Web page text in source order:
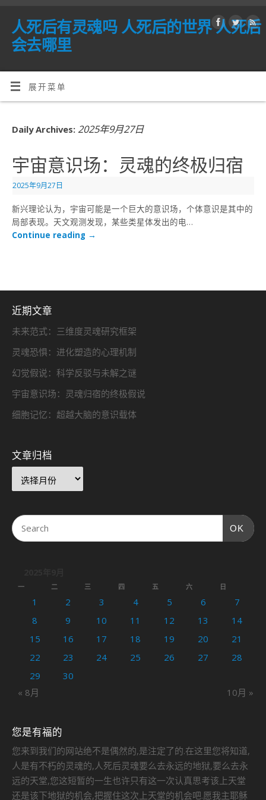
人死后有灵魂吗 人死后的世界 人死后
会去哪里
展开菜单
Daily Archives: 2025年9月27日
宇宙意识场：灵魂的终极归宿
2025年9月27日
新兴理论认为，宇宙可能是一个巨大的意识场，个体意识是其中的
局部表现。天文观测发现，某些类星体发出的电…
Continue reading →
近期文章
未来范式：三维度灵魂研究框架
灵魂恐惧：进化塑造的心理机制
幻觉假说：科学反驳与未解之谜
宇宙意识场：灵魂归宿的终极假说
细胞记忆：超越大脑的意识载体
文章归档
OK
一 二 三 四 五 六 日
« 8月 10月 »
1 2 3 4 5 6
7
8
9 10 11 12 13
14
15
16 17 18 19 20
21
22
23 24 25 26 27
28
29
30
您是有福的
您来到我们的网站绝不是偶然的,是注定了的.在这里您将知道,
人是有不朽的灵魂的,人死后灵魂要么去永远的地狱,要么去永
远的天堂,您这短暂的一生也许只有这一次认真思考该上天堂
还是该下地狱的机会,把握住这次上天堂的机会吧.愿我主耶稣